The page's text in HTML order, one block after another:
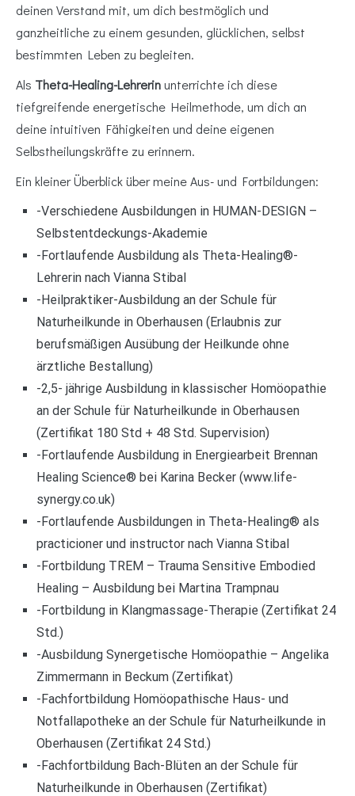
deinen Verstand mit, um dich bestmöglich und
ganzheitliche zu einem gesunden, glücklichen, selbst
bestimmten Leben zu begleiten.
Als Theta-Healing-Lehrerinunterrichte ich diese
tiefgreifende energetische Heilmethode, um dich an
deine intuitiven Fähigkeiten und deine eigenen
Selbstheilungskräfte zu erinnern.
Ein kleiner Überblick über meine Aus- und Fortbildungen:
-Verschiedene Ausbildungen in HUMAN-DESIGN –
Selbstentdeckungs-Akademie
-Fortlaufende Ausbildung als Theta-Healing®-
Lehrerin nach Vianna Stibal
-Heilpraktiker-Ausbildung an der Schule für
Naturheilkunde in Oberhausen (Erlaubnis zur
berufsmäßigen Ausübung der Heilkunde ohne
ärztliche Bestallung)
-2,5- jährige Ausbildung in klassischer Homöopathie
an der Schule für Naturheilkunde in Oberhausen
(Zertifikat 180 Std + 48 Std. Supervision)
-Fortlaufende Ausbildung in Energiearbeit Brennan
Healing Science® bei Karina Becker (www.life-
synergy.co.uk)
-Fortlaufende Ausbildungen in Theta-Healing® als
practicioner und instructor nach Vianna Stibal
-Fortbildung TREM – Trauma Sensitive Embodied
Healing – Ausbildung bei Martina Trampnau
-Fortbildung in Klangmassage-Therapie (Zertifikat 24
Std.)
-Ausbildung Synergetische Homöopathie – Angelika
Zimmermann in Beckum (Zertifikat)
-Fachfortbildung Homöopathische Haus- und
Notfallapotheke an der Schule für Naturheilkunde in
Oberhausen (Zertifikat 24 Std.)
-Fachfortbildung Bach-Blüten an der Schule für
Naturheilkunde in Oberhausen (Zertifikat)